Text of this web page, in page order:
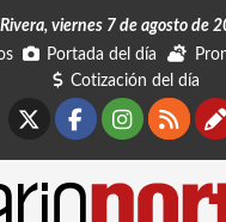
Rivera, viernes 7 de agosto de
Portada del día
Cotización del día
Facebook
RSS